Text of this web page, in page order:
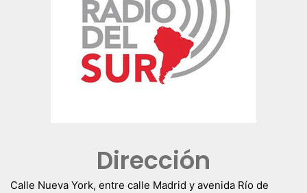
Dirección
Calle Nueva York, entre calle Madrid y avenida Río de